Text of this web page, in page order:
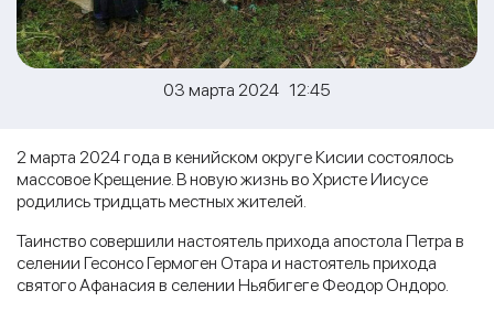
03 марта 2024 12:45
2 марта 2024 года в кенийском округе Кисии состоялось
массовое Крещение. В новую жизнь во Христе Иисусе
родились тридцать местных жителей.
Таинство совершили настоятель прихода апостола Петра в
селении Гесонсо Гермоген Отара и настоятель прихода
святого Афанасия в селении Ньябигеге Феодор Ондоро.